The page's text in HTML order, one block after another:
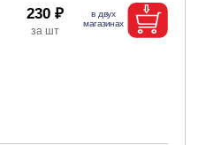
230 ₽